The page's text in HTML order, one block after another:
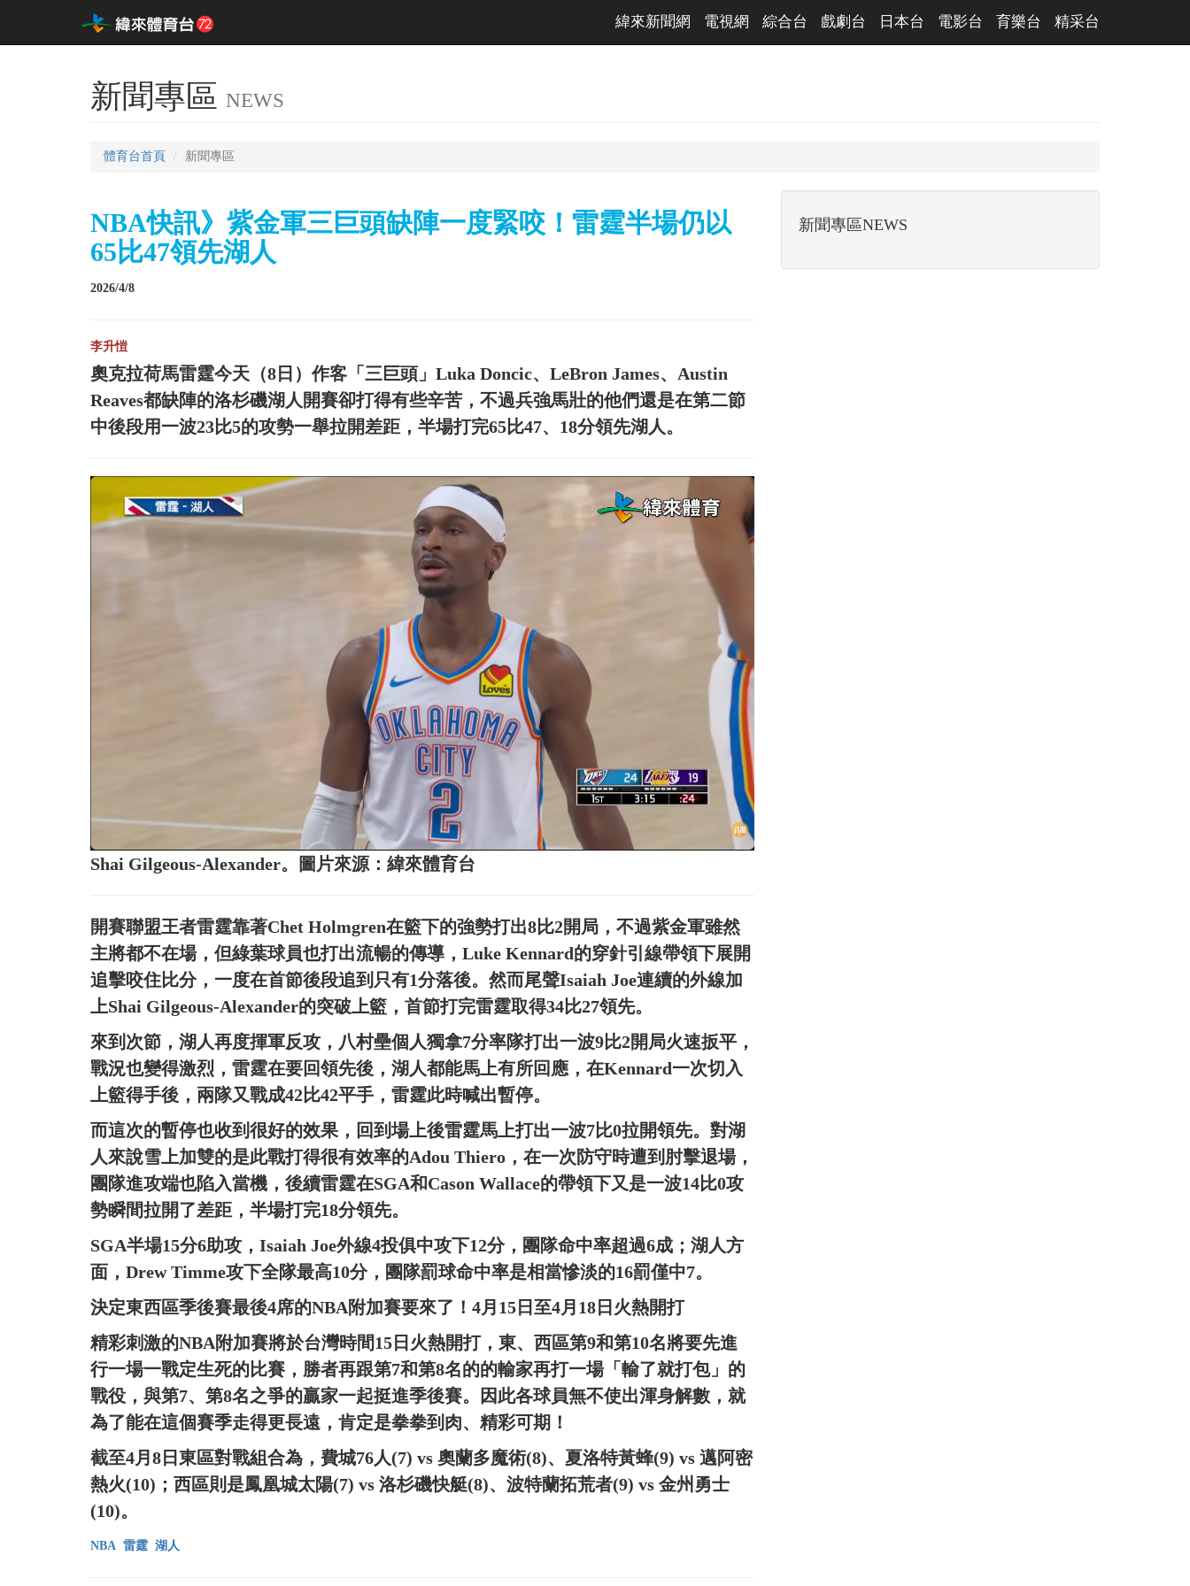
緯來新聞網 電視網 綜合台 戲劇台 日本台 電影台 育樂台 精采台
新聞專區 NEWS
體育台首頁 新聞專區
NBA快訊》紫金軍三巨頭缺陣一度緊咬！雷霆半場仍以
65比47領先湖人
2026/4/8
李升愷
奧克拉荷馬雷霆今天（8日）作客「三巨頭」Luka Doncic、LeBron James、Austin
Reaves都缺陣的洛杉磯湖人開賽卻打得有些辛苦，不過兵強馬壯的他們還是在第二節
中後段用一波23比5的攻勢一舉拉開差距，半場打完65比47、18分領先湖人。
Shai Gilgeous-Alexander。圖片來源：緯來體育台
開賽聯盟王者雷霆靠著Chet Holmgren在籃下的強勢打出8比2開局，不過紫金軍雖然
主將都不在場，但綠葉球員也打出流暢的傳導，Luke Kennard的穿針引線帶領下展開
追擊咬住比分，一度在首節後段追到只有1分落後。然而尾聲Isaiah Joe連續的外線加
上Shai Gilgeous-Alexander的突破上籃，首節打完雷霆取得34比27領先。
來到次節，湖人再度揮軍反攻，八村壘個人獨拿7分率隊打出一波9比2開局火速扳平，
戰況也變得激烈，雷霆在要回領先後，湖人都能馬上有所回應，在Kennard一次切入
上籃得手後，兩隊又戰成42比42平手，雷霆此時喊出暫停。
而這次的暫停也收到很好的效果，回到場上後雷霆馬上打出一波7比0拉開領先。對湖
人來說雪上加雙的是此戰打得很有效率的Adou Thiero，在一次防守時遭到肘擊退場，
團隊進攻端也陷入當機，後續雷霆在SGA和Cason Wallace的帶領下又是一波14比0攻
勢瞬間拉開了差距，半場打完18分領先。
SGA半場15分6助攻，Isaiah Joe外線4投俱中攻下12分，團隊命中率超過6成；湖人方
面，Drew Timme攻下全隊最高10分，團隊罰球命中率是相當慘淡的16罰僅中7。
決定東西區季後賽最後4席的NBA附加賽要來了！4月15日至4月18日火熱開打
精彩刺激的NBA附加賽將於台灣時間15日火熱開打，東、西區第9和第10名將要先進
行一場一戰定生死的比賽，勝者再跟第7和第8名的的輸家再打一場「輸了就打包」的
戰役，與第7、第8名之爭的贏家一起挺進季後賽。因此各球員無不使出渾身解數，就
為了能在這個賽季走得更長遠，肯定是拳拳到肉、精彩可期！
截至4月8日東區對戰組合為，費城76人(7) vs 奧蘭多魔術(8)、夏洛特黃蜂(9) vs 邁阿密
熱火(10)；西區則是鳳凰城太陽(7) vs 洛杉磯快艇(8)、波特蘭拓荒者(9) vs 金州勇士
(10)。
NBA 雷霆 湖人
新聞專區NEWS